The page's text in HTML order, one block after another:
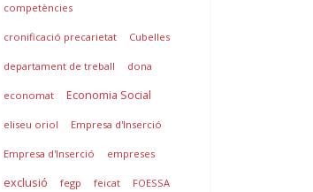
competències
cronificació precarietat Cubelles
departament de treball dona
economat Economia Social
eliseu oriol Empresa d'Inserció
Empresa d'Inserció empreses
exclusió fegp feicat FOESSA